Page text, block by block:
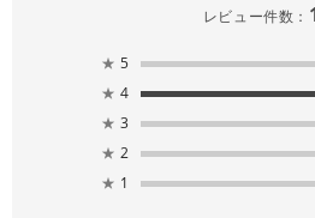
レビュー件数：
★ 5
★ 4
★ 3
★ 2
★ 1